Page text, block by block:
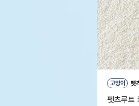
고양이 펫
펫츠루트